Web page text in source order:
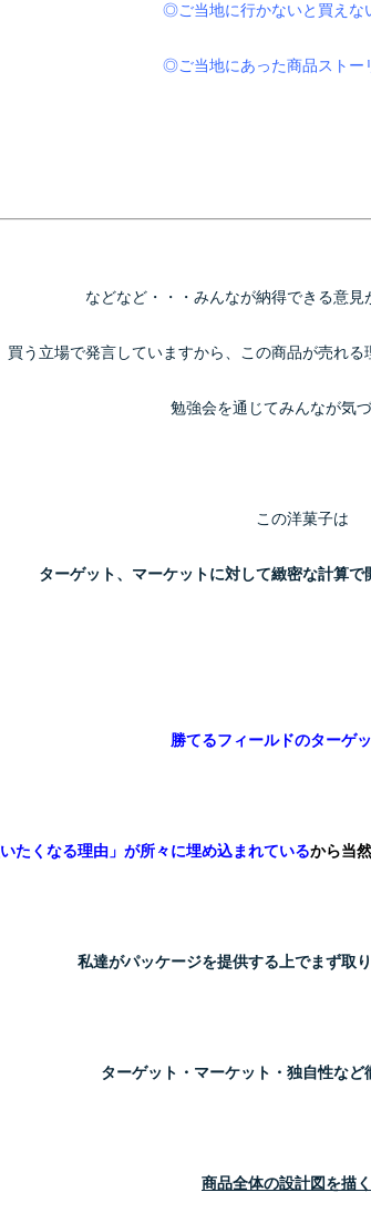
◎ご当地に行かないと買えな
◎ご当地にあった商品ストー
などなど・・・みんなが納得できる意見
買う立場で発言していますから、この商品が売れる
勉強会を通じてみんなが気
この洋菓子は
ターゲット、マーケットに対して緻密な計算で
勝てるフィールドのターゲ
いたくなる理由」が所々に埋め込まれているから当
私達がパッケージを提供する上でまず取
ターゲット・マーケット・独自性など
商品全体の設計図を描